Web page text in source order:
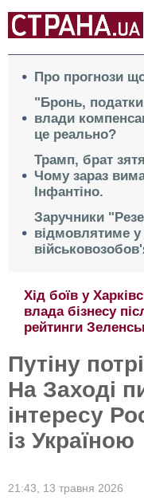
Про прогнози
"Бронь, податки
влади
це реально?
Трамп, брат
Чому зараз
Інфантіно.
Заручники
відмовлятиме у
Від зростання
небезпечні
торгових мережах
Путіну
На Заході
інтересу
із Україною
21:43, 13 травня 2026